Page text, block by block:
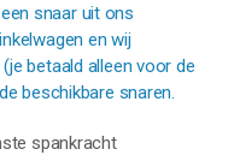
snaar uit ons
en wij
betaald alleen voor de
beschikbare snaren.
spankracht